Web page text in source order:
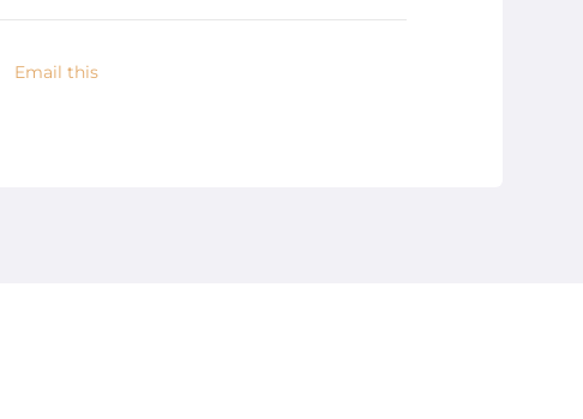
Email this